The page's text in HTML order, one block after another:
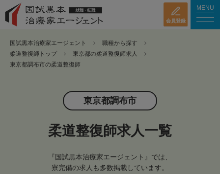
会員登録
MENU
国試黒本治療家エージェント
職種から探す
柔道整復師トップ
東京都の柔道整復師求人
東京都調布市の柔道整復師
東京都調布市
柔道整復師求人一覧
『国試黒本治療家エージェント』では、
寮完備の求人も多数掲載しています。